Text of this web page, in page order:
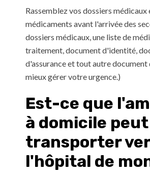
Rassemblez vos dossiers médicaux
médicaments avant l'arrivée des
dossiers médicaux, une liste de
traitement, document d'identité,
d'assurance et tout autre document
mieux gérer votre urgence.)
Est-ce que
à domicile
transporter
l'hôpital de